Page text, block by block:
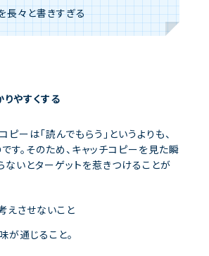
長々と書きすぎる
やすくする
ピーは「読んでもらう」というよりも、
です。そのため、キャッチコピーを見た瞬
いとターゲットを惹きつけることが
えさせないこと
が通じること。